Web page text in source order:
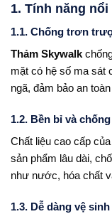
1. Tính năng
1.1. Chống trơn
Thảm Skywalk
mặt có hệ số ma sát
ngã, đảm bảo an
1.2. Bền bỉ và
Chất liệu cao cấp của
sản phẩm lâu dài,
như nước, hóa chất
1.3. Dễ dàng vệ